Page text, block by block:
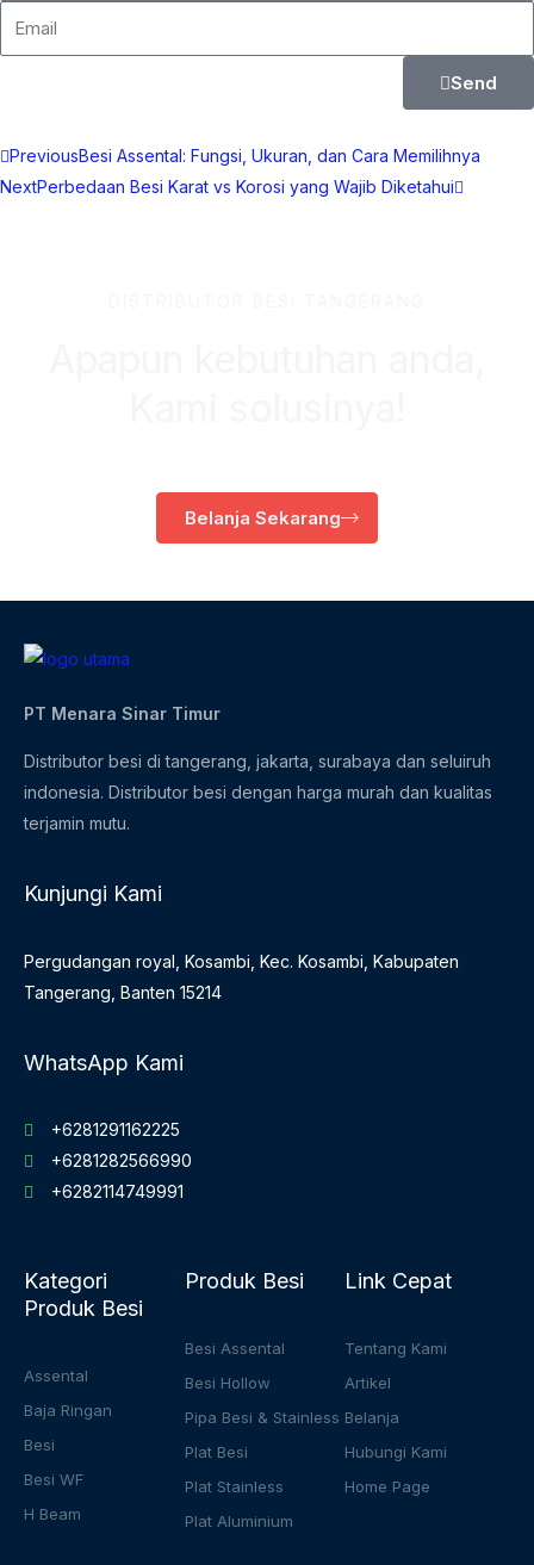
Send
Prev
PreviousBesi Assental: Fungsi, Ukuran, dan Cara Memilihnya
NextPerbedaan Besi Karat vs Korosi yang Wajib Diketahui
Next
Belanja Sekarang
PT Menara Sinar Timur
Distributor besi di tangerang, jakarta, surabaya dan seluiruh
indonesia. Distributor besi dengan harga murah dan kualitas
terjamin mutu.
Kunjungi Kami
Pergudangan royal, Kosambi, Kec. Kosambi, Kabupaten
Tangerang, Banten 15214
WhatsApp Kami
+6281291162225
+6281282566990
+6282114749991
Kategori
Produk Besi
Assental
Baja Ringan
Besi
Besi WF
H Beam
Produk Besi
Besi Assental
Besi Hollow
Pipa Besi & Stainless
Plat Besi
Plat Stainless
Plat Aluminium
Link Cepat
Tentang Kami
Artikel
Belanja
Hubungi Kami
Home Page